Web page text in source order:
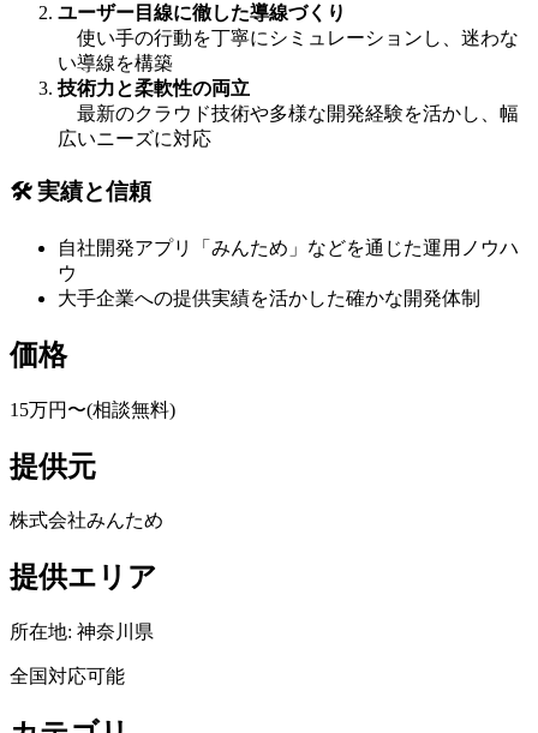
ユーザー目線に徹した導線づくり
使い手の行動を丁寧にシミュレーションし、迷わな
い導線を構築
技術力と柔軟性の両立
最新のクラウド技術や多様な開発経験を活かし、幅
広いニーズに対応
🛠 実績と信頼
自社開発アプリ「みんため」などを通じた運用ノウハ
ウ
大手企業への提供実績を活かした確かな開発体制
価格
15万円〜(相談無料)
提供元
株式会社みんため
提供エリア
所在地: 神奈川県
全国対応可能